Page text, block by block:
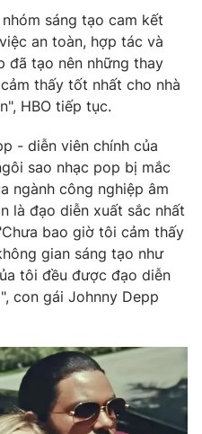
sáng tạo cam kết
an toàn, hợp tác và
đã tạo nên những thay
thấy tốt nhất cho nhà
HBO tiếp tục.
- diễn viên chính của
sao nhạc pop bị mắc
ngành công nghiệp âm
là đạo diễn xuất sắc nhất
bao giờ tôi cảm thấy
gian sáng tạo như
tôi đều được đạo diễn
con gái Johnny Depp